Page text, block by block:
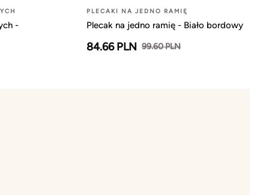
-
PLECAKI NA JEDNO RAMIĘ
Plecak na jedno ramię - Biało bordowy
84.66 PLN 99.60 PLN